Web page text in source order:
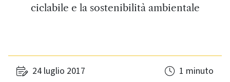
ciclabile e la sostenibilità ambientale
24 luglio 2017 1 minuto